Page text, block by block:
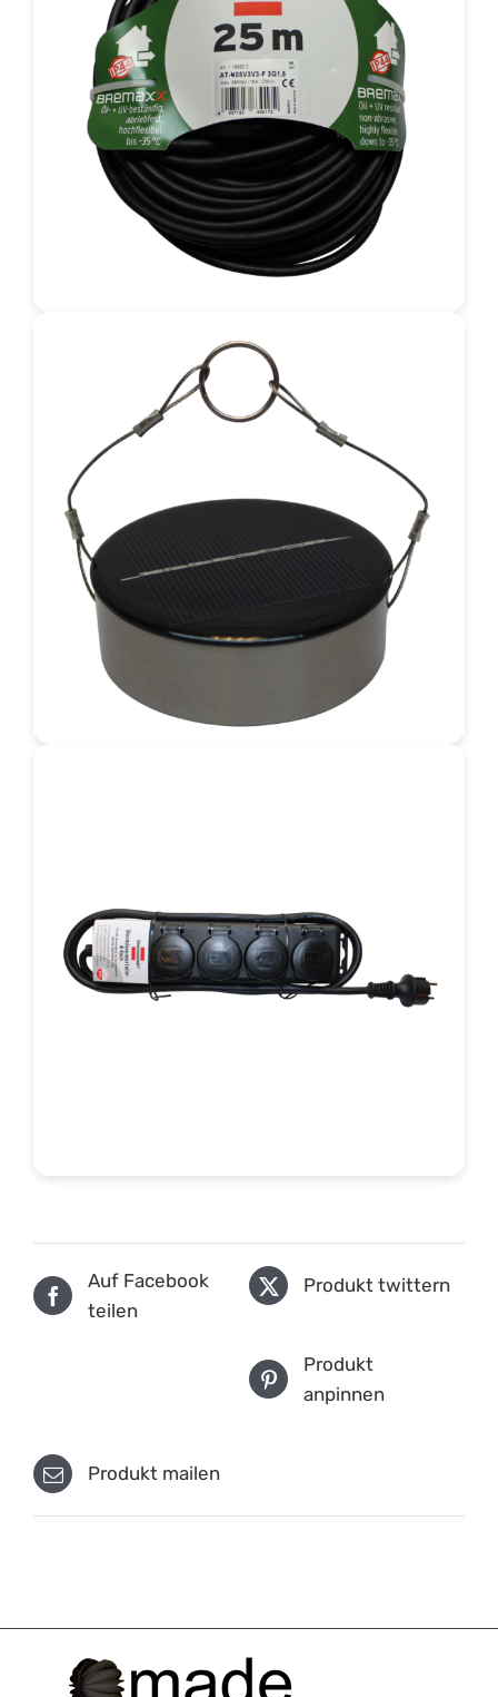
Auf Facebook
teilen
Produkt twittern
Produkt
anpinnen
Produkt mailen